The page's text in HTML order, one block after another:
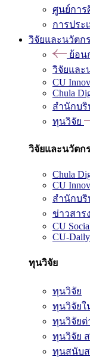
ศูนย์การ
การประ
วิจัยและนวัตก
ย้อน
วิจัยและ
CU
Chula
สำนักบริ
ทุนวิจัย
วิจัยและนวัตก
Chula
CU
สำนักบริ
ข่าวสาร
CU
CU-Daily
ทุนวิจัย
ทุนวิจัย
ทุนวิจัยใ
ทุนวิจัยต่
ทุนวิจัย
ทุนสนับ